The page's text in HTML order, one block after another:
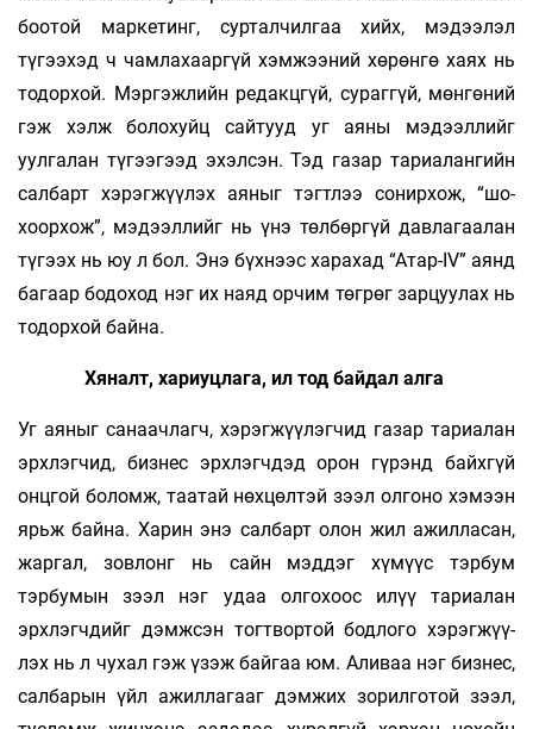
боотой маркетинг, сурталчилгаа хийх, мэ­­дээ­­­­­­лэл
түгээхэд ч чамлахааргүй хэмжээний хө­­­­­­­­­рөнгө хаях нь
тодорхой. Мэргэжлийн ре­­­­дакц­­­гүй, сураггүй, мөнгөний
гэж хэлж боло­­­хуйц сайтууд уг аяны мэдээллийг
уулгалан тү­­гээ­­­гээд эхэлсэн. Тэд газар тариалангийн
сал­­­барт хэрэгжүүлэх аяныг тэгтлээ сонирхож, “шо­­­­­
хоор­­­хож”, мэдээллийг нь үнэ төлбөргүй дав­­ла­­­­­­­­­­­­­­гаа­­­­­лан
түгээх нь юу л бол. Энэ бүхнээс хара­­хад “Атар-IV” аянд
багаар бодоход нэг их наяд орчим төгрөг зарцуулах нь
тодорхой байна.
Хяналт, хариуцлага, ил тод байдал алга
Уг аяныг санаачлагч, хэрэгжүүлэгчид га­зар тариалан
эрхлэгчид, бизнес эрхлэгчдэд орон гүрэнд байхгүй
онцгой боломж, таатай нөх­цөл­­тэй зээл олгоно хэмээн
ярьж байна. Харин энэ салбарт олон жил ажилласан,
жаргал, зов­лонг нь сайн мэддэг хүмүүс тэрбум
тэрбумын зээл нэг удаа олгохоос илүү тариалан
эрхлэгч­­дийг дэмжсэн тогтвортой бодлого хэрэгжүү­
лэх нь л чухал гэж үзэж байгаа юм. Аливаа нэг биз­нес,
салбарын үйл ажиллагааг дэмжих зо­рил­го­той зээл,